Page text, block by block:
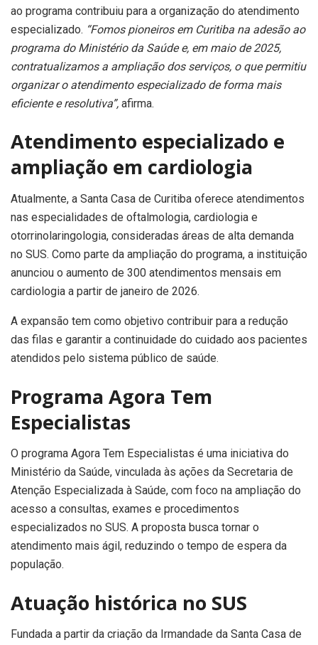
ao programa contribuiu para a organização do atendimento
especializado. “Fomos pioneiros em Curitiba na adesão ao
programa do Ministério da Saúde e, em maio de 2025,
contratualizamos a ampliação dos serviços, o que permitiu
organizar o atendimento especializado de forma mais
eficiente e resolutiva”, afirma.
Atendimento especializado e
ampliação em cardiologia
Atualmente, a Santa Casa de Curitiba oferece atendimentos
nas especialidades de oftalmologia, cardiologia e
otorrinolaringologia, consideradas áreas de alta demanda
no SUS. Como parte da ampliação do programa, a instituição
anunciou o aumento de 300 atendimentos mensais em
cardiologia a partir de janeiro de 2026.
A expansão tem como objetivo contribuir para a redução
das filas e garantir a continuidade do cuidado aos pacientes
atendidos pelo sistema público de saúde.
Programa Agora Tem
Especialistas
O programa Agora Tem Especialistas é uma iniciativa do
Ministério da Saúde, vinculada às ações da Secretaria de
Atenção Especializada à Saúde, com foco na ampliação do
acesso a consultas, exames e procedimentos
especializados no SUS. A proposta busca tornar o
atendimento mais ágil, reduzindo o tempo de espera da
população.
Atuação histórica no SUS
Fundada a partir da criação da Irmandade da Santa Casa de